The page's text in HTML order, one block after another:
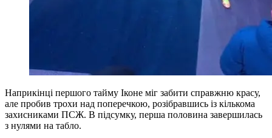
Наприкінці першого тайму Іконе міг забити справжню красу,
але пробив трохи над поперечкою, розібравшись із кількома
захисниками ПСЖ. В підсумку, перша половина завершилась
з нулями на табло.